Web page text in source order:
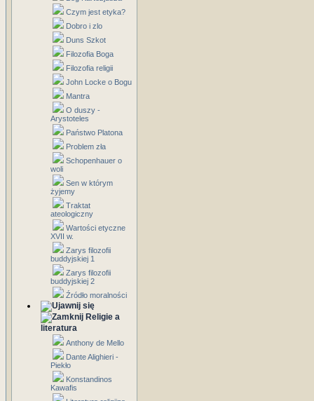
Czym jest etyka?
Dobro i zlo
Duns Szkot
Filozofia Boga
Filozofia religii
John Locke o Bogu
Mantra
O duszy -
Arystoteles
Państwo Platona
Problem zła
Schopenhauer o
woli
Sen w którym
żyjemy
Traktat
ateologiczny
Wartości etyczne
XVII w.
Zarys filozofii
buddyjskiej 1
Zarys filozofii
buddyjskiej 2
Źródło moralności
Religie a
literatura
Anthony de Mello
Dante Alighieri -
Piekło
Konstandinos
Kawafis